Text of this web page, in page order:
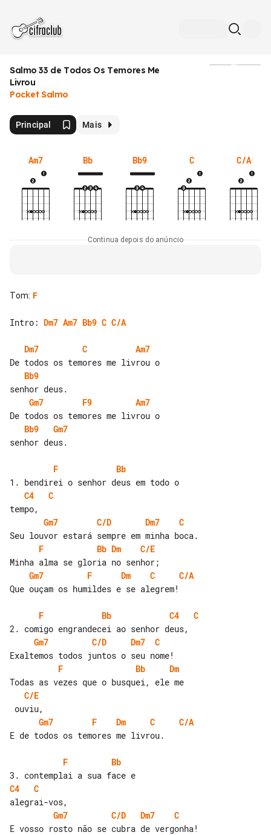
Salmo 33 de Todos Os Temores Me
Livrou
Pocket Salmo
Principal Mais
Am7 Bb Bb9 C C/A
Continua depois do anúncio
Tom: F
Intro: Dm7 Am7 Bb9 C C/A
Dm7 C
Am7
Bb9
Gm7
F9
Am7
Bb9
Gm7
senhor deus.
F
Bb
C4
C
Gm7
C/D Dm7
C
F
Bb Dm
C/E
Gm7
F Dm C
C/A
Que ouçam os humildes e se alegrem!
F Bb C4
C
Gm7
C/D Dm7
C
F
Bb
Dm
C/E
Gm7
F Dm C
C/A
E de todos os temores me livrou.
F
Bb
C4
C
Gm7
C/D Dm7
C